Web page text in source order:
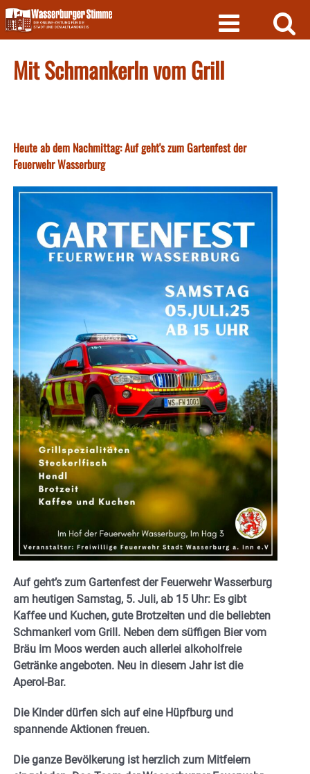
Skip
to
content
Mit Schmankerln vom Grill
Heute ab dem Nachmittag: Auf geht's zum Gartenfest der
Feuerwehr Wasserburg
Auf geht’s zum Gartenfest der Feuerwehr Wasserburg
am heutigen Samstag, 5. Juli, ab 15 Uhr: Es gibt
Kaffee und Kuchen, gute Brotzeiten und die beliebten
Schmankerl vom Grill. Neben dem süffigen Bier vom
Bräu im Moos werden auch allerlei alkoholfreie
Getränke angeboten. Neu in diesem Jahr ist die
Aperol-Bar.
Die Kinder dürfen sich auf eine Hüpfburg und
spannende Aktionen freuen.
Die ganze Bevölkerung ist herzlich zum Mitfeiern